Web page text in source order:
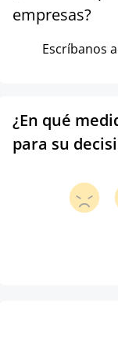
empresas?
Escríbanos a
¿En qué
para su